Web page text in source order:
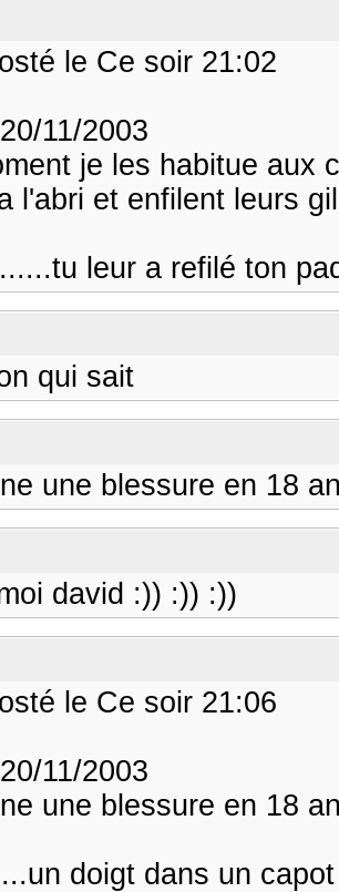
le Ce soir 21:02
11/2003
je les habitue aux
l'abri et enfilent leurs
leur a refilé ton
qui sait
une blessure en 18
david :)) :)) :))
le Ce soir 21:06
11/2003
une blessure en 18
doigt dans un